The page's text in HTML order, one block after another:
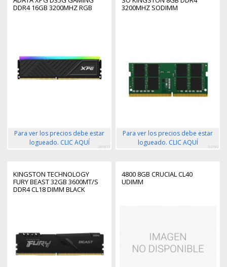
DDR4 16GB 3200MHZ RGB
Para ver los precios debe estar
logueado. CLIC AQUÍ
287977
3200MHZ SODIMM
Para ver los precios debe estar
logueado. CLIC AQUÍ
92792
KINGSTON TECHNOLOGY
FURY BEAST 32GB 3600MT/S
DDR4 CL18 DIMM BLACK
4800 8GB CRUCIAL CL40
UDIMM